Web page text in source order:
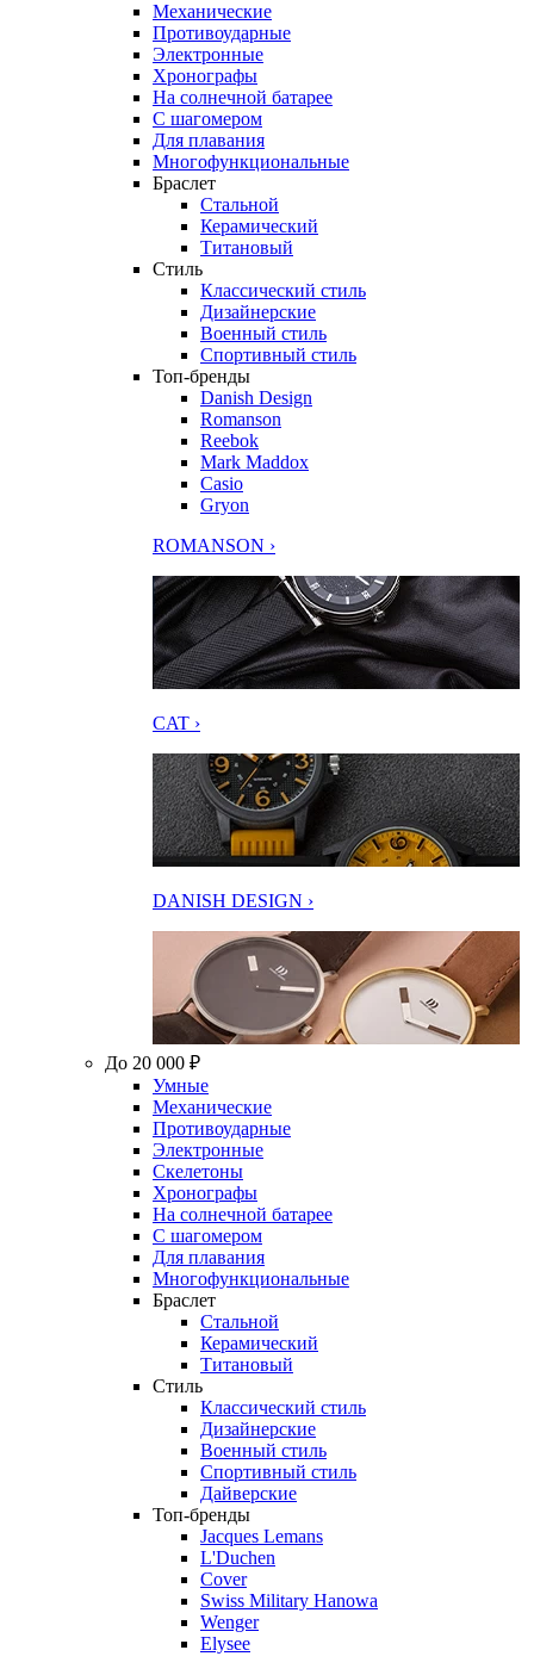
Механические
Противоударные
Электронные
Хронографы
На солнечной батарее
С шагомером
Для плавания
Многофункциональные
Браслет
Стальной
Керамический
Титановый
Стиль
Классический стиль
Дизайнерские
Военный стиль
Спортивный стиль
Топ-бренды
Danish Design
Romanson
Reebok
Mark Maddox
Casio
Gryon
ROMANSON ›
CAT ›
DANISH DESIGN ›
До 20 000 ₽
Умные
Механические
Противоударные
Электронные
Скелетоны
Хронографы
На солнечной батарее
С шагомером
Для плавания
Многофункциональные
Браслет
Стальной
Керамический
Титановый
Стиль
Классический стиль
Дизайнерские
Военный стиль
Спортивный стиль
Дайверские
Топ-бренды
Jacques Lemans
L'Duchen
Cover
Swiss Military Hanowa
Wenger
Elysee